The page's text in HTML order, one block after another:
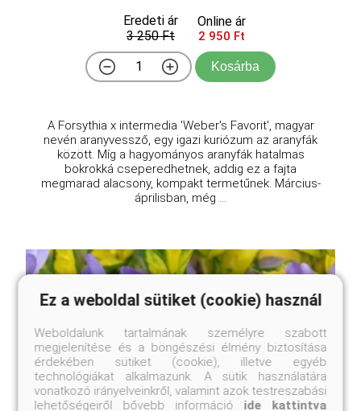
Eredeti ár
3 250 Ft
Online ár
2 950 Ft
Kosárba
A Forsythia x intermedia 'Weber's Favorit', magyar
nevén aranyvessző, egy igazi kuriózum az aranyfák
között. Míg a hagyományos aranyfák hatalmas
bokrokká cseperedhetnek, addig ez a fajta
megmarad alacsony, kompakt termetűnek. Március-
áprilisban, még ...
Ez a weboldal sütiket (cookie) használ
Weboldalunk tartalmának személyre szabott
megjelenítése és a böngészési élmény biztosítása
érdekében sütiket (cookie), illetve egyéb
technológiákat alkalmazunk. A sütik használatára
vonatkozó irányelveinkről, valamint azok testreszabási
lehetőségeiről bővebb információ ide kattintva